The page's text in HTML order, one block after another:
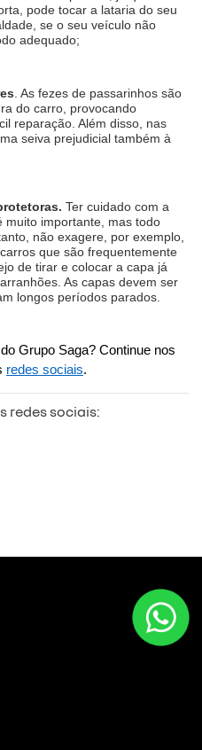
pode tocar a lataria do seu
se o seu veículo não
adequado;
. As fezes de passarinhos são
do carro, provocando
reparação. Além disso, nas
seiva prejudicial também à
Ter cuidado com a
muito importante, mas todo
não exagere, por exemplo,
que são frequentemente
de tirar e colocar a capa já
As capas devem ser
longos períodos parados.
Grupo Saga? Continue nos
redes sociais.
redes sociais: